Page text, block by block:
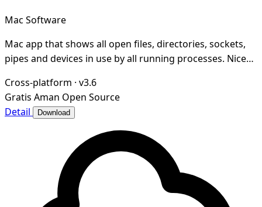
Mac Software
Mac app that shows all open files, directories, sockets,
pipes and devices in use by all running processes. Nice
Cross-platform · v3.6
Gratis Aman Open Source
Detail
Download